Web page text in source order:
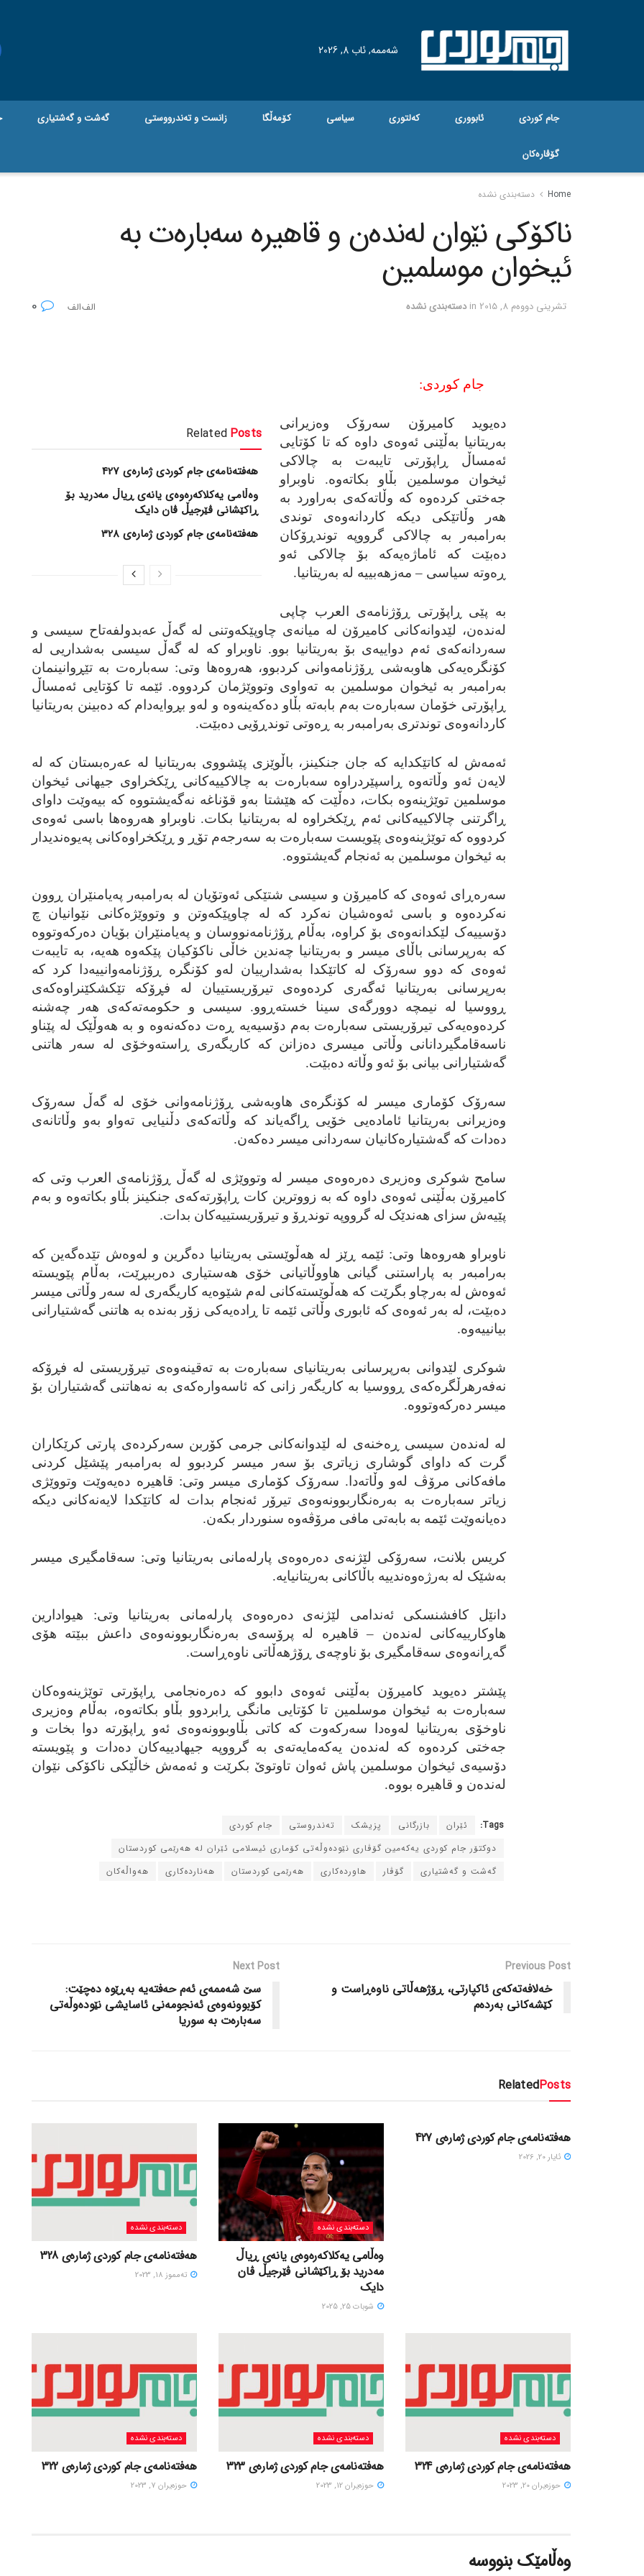
شەممە, ئاب 8, 2026
جام کوردی ئابووری کەلتوری سیاسی کۆمەڵگا زانست و تەندرووستی گه‌شت و گه‌شتیاری
گۆڤاره‌کان
Home دسته‌بندی نشده
ناکۆکی نێوان له‌نده‌ن و قاهیره‌ سه‌باره‌ت به‌
ئیخوان موسلمین
تشرینی دووه‌م 8, 2015 in دسته‌بندی نشده
جام کوردی:
Related Posts
هەفتەنامەی جام کوردی ژمارەی 427
وەڵامی یەکلاکەرەوەی یانەی ڕیاڵ مەدرید بۆ
ڕاکێشانی ڤێرجیڵ ڤان دایک
هەفتەنامەی جام کوردی ژمارەی 328
ده‌یوید کامیرۆن سه‌رۆک وه‌زیرانی
به‌ریتانیا به‌ڵێنی ئه‌وه‌ی داوه‌ که‌ تا کۆتایی
ئه‌مساڵ ڕاپۆرتی تایبه‌ت به‌ چالاکی
ئیخوان موسلمین بڵاو بکاته‌وه‌. ناوبراو
جه‌ختی کرده‌وه‌ که‌ وڵاته‌که‌ی به‌راورد به‌
هه‌ر وڵاتێکی دیکه‌ کاردانه‌وه‌ی توندی
به‌رامبه‌ر به‌ چالاکی گرووپه‌ توندڕۆکان
ده‌بێت که‌ ئاماژه‌یه‌که‌ بۆ چالاکی ئه‌و
ڕه‌وته‌ سیاسی – مه‌زهه‌بییه‌ له‌ به‌ریتانیا.
به‌ پێی ڕاپۆرتی ڕۆژنامه‌ی العرب چاپی
له‌نده‌ن، لێدوانه‌کانی کامیرۆن له‌ میانه‌ی چاوپێکه‌وتنی له‌ گه‌ڵ عه‌بدولفه‌تاح سیسی و
سه‌ردانه‌که‌ی ئه‌م دواییه‌ی بۆ به‌ریتانیا بوو. ناوبراو که‌ له‌ گه‌ڵ سیسی به‌شداریی له‌
کۆنگره‌یه‌کی هاوبه‌شی ڕۆژنامه‌وانی کردبوو، هه‌روه‌ها وتی: سه‌باره‌ت به‌ تێڕوانینمان
به‌رامبه‌ر به‌ ئیخوان موسلمین به‌ ته‌واوی وتووێژمان کردووه‌. ئێمه‌ تا کۆتایی ئه‌مساڵ
ڕاپۆرتی خۆمان سه‌باره‌ت به‌م بابه‌ته‌ بڵاو ده‌که‌ینه‌وه‌ و له‌و بڕوایه‌دام که‌ ده‌بینن به‌ریتانیا
کاردانه‌وه‌ی توندتری به‌رامبه‌ر به‌ ڕه‌وتی توندڕۆیی ده‌بێت.
ئه‌مه‌ش له‌ کاتێکدایه‌ که‌ جان جنکینز، باڵوێزی پێشووی به‌ریتانیا له‌ عه‌ره‌بستان که‌ له‌
لایه‌ن ئه‌و وڵاته‌وه‌ ڕاسپێردراوه‌ سه‌باره‌ت به‌ چالاکییه‌کانی ڕێکخراوی جیهانی ئیخوان
موسلمین توێژینه‌وه‌ بکات، ده‌ڵێت که‌ هێشتا به‌و قۆناغه‌ نه‌گه‌یشتووه‌ که‌ بیه‌وێت داوای
ڕاگرتنی چالاکییه‌کانی ئه‌م ڕێکخراوه‌ له‌ به‌ریتانیا بکات. ناوبراو هه‌روه‌ها باسی ئه‌وه‌ی
کردووه‌ که‌ توێژینه‌وه‌ی پێویست سه‌باره‌ت به‌ سه‌رجه‌م تۆڕ و ڕێکخراوه‌کانی په‌یوه‌ندیدار
به‌ ئیخوان موسلمین به‌ ئه‌نجام گه‌یشتووه‌.
سه‌ره‌ڕای ئه‌وه‌ی که‌ کامیرۆن و سیسی شتێکی ئه‌وتۆیان له‌ به‌رامبه‌ر په‌یامنێران ڕوون
نه‌کرده‌وه‌ و باسی ئه‌وه‌شیان نه‌کرد که‌ له‌ چاوپێکه‌وتن و وتووێژه‌کانی نێوانیان چ
دۆسییه‌ک لێکدانه‌وه‌ی بۆ کراوه‌، به‌ڵام ڕۆژنامه‌نووسان و په‌یامنێران بۆیان ده‌رکه‌وتووه‌
که‌ به‌رپرسانی باڵای میسر و به‌ریتانیا چه‌ندین خاڵی ناکۆکیان پێکه‌وه‌ هه‌یه‌، به‌ تایبه‌ت
ئه‌وه‌ی که‌ دوو سه‌رۆک له‌ کاتێکدا به‌شدارییان له‌و کۆنگره‌ ڕۆژنامه‌وانییه‌دا کرد که‌
به‌رپرسانی به‌ریتانیا ئه‌گه‌ری کرده‌وه‌ی تیرۆریستییان له‌ فڕۆکه‌ تێکشکێنراوه‌که‌ی
ڕووسیا له‌ نیمچه‌ دوورگه‌ی سینا خسته‌ڕوو. سیسی و حکومه‌ته‌که‌ی هه‌ر چه‌شنه‌
کرده‌وه‌یه‌کی تیرۆریستی سه‌باره‌ت به‌م دۆسیه‌یه‌ ڕه‌ت ده‌که‌نه‌وه‌ و به‌ هه‌وڵێک له‌ پێناو
ناسه‌قامگیردانانی وڵاتی میسری ده‌زانن که‌ کاریگه‌ری ڕاسته‌وخۆی له‌ سه‌ر هاتنی
گه‌شتیارانی بیانی بۆ ئه‌و وڵاته‌ ده‌بێت.
سه‌رۆک کۆماری میسر له‌ کۆنگره‌ی هاوبه‌شی ڕۆژنامه‌وانی خۆی له‌ گه‌ڵ سه‌رۆک
وه‌زیرانی به‌ریتانیا ئاماده‌یی خۆیی ڕاگه‌یاند که‌ وڵاته‌که‌ی دڵنیایی ته‌واو به‌و وڵاتانه‌ی
ده‌دات که‌ گه‌شتیاره‌کانیان سه‌ردانی میسر ده‌که‌ن.
سامح شوکری وه‌زیری ده‌ره‌وه‌ی میسر له‌ وتووێژی له‌ گه‌ڵ ڕۆژنامه‌ی العرب وتی که‌
کامیرۆن به‌ڵێنی ئه‌وه‌ی داوه‌ که‌ به‌ زووترین کات ڕاپۆرته‌که‌ی جنکینز بڵاو بکاته‌وه‌ و به‌م
پێیه‌ش سزای هه‌ندێک له‌ گرووپه‌ توندڕۆ و تیرۆریستییه‌کان بدات.
ناوبراو هه‌روه‌ها وتی: ئێمه‌ ڕێز له‌ هه‌ڵوێستی به‌ریتانیا ده‌گرین و له‌وه‌ش تێده‌گه‌ین که‌
به‌رامبه‌ر به‌ پاراستنی گیانی هاووڵاتیانی خۆی هه‌ستیاری ده‌رببڕێت، به‌ڵام پێویسته‌
ئه‌وه‌ش له‌ به‌رچاو بگرێت که‌ هه‌ڵوێسته‌کانی له‌م شێوه‌یه‌ کاریگه‌ری له‌ سه‌ر وڵاتی میسر
ده‌بێت، له‌ به‌ر ئه‌وه‌ی که‌ ئابوری وڵاتی ئێمه‌ تا ڕاده‌یه‌کی زۆر به‌نده‌ به‌ هاتنی گه‌شتیارانی
بیانییه‌وه‌.
شوکری لێدوانی به‌رپرسانی به‌ریتانیای سه‌باره‌ت به‌ ته‌قینه‌وه‌ی تیرۆریستی له‌ فڕۆکه‌
نه‌فه‌رهرڵگره‌که‌ی ڕووسیا به‌ کاریگه‌ر زانی که‌ ئاسه‌واره‌که‌ی به‌ نه‌هاتنی گه‌شتیاران بۆ
میسر ده‌رکه‌وتووه‌.
له‌ له‌نده‌ن سیسی ڕه‌خنه‌ی له‌ لێدوانه‌کانی جرمی کۆربن سه‌رکرده‌ی پارتی کرێکاران
گرت که‌ داوای گوشاری زیاتری بۆ سه‌ر میسر کردبوو له‌ به‌رامبه‌ر پێشێل کردنی
مافه‌کانی مرۆڤ له‌و وڵاته‌دا. سه‌رۆک کۆماری میسر وتی: قاهیره‌ ده‌یه‌وێت وتووێژی
زیاتر سه‌باره‌ت به‌ به‌ره‌نگاربوونه‌وه‌ی تیرۆر ئه‌نجام بدات له‌ کاتێکدا لایه‌نه‌کانی دیکه‌
ده‌یانه‌وێت ئێمه‌ به‌ بابه‌تی مافی مرۆڤه‌وه‌ سنوردار بکه‌ن.
کریس بلانت، سه‌رۆکی لێژنه‌ی ده‌ره‌وه‌ی پارله‌مانی به‌ریتانیا وتی: سه‌قامگیری میسر
به‌شێک له‌ به‌رژه‌وه‌ندییه‌ باڵاکانی به‌ریتانیایه‌.
دانێل کافشنسکی ئه‌ندامی لێژنه‌ی ده‌ره‌وه‌ی پارله‌مانی به‌ریتانیا وتی: هیوادارین
هاوکارییه‌کانی له‌نده‌ن – قاهیره‌ له‌ پرۆسه‌ی به‌ره‌نگاربوونه‌وه‌ی داعش ببێته‌ هۆی
گه‌ڕانه‌وه‌ی سه‌قامگیری بۆ ناوچه‌ی ڕۆژهه‌ڵاتی ناوه‌ڕاست.
پێشتر ده‌یوید کامیرۆن به‌ڵێنی ئه‌وه‌ی دابوو که‌ ده‌ره‌نجامی ڕاپۆرتی توێژینه‌وه‌کان
سه‌باره‌ت به‌ ئیخوان موسلمین تا کۆتایی مانگی ڕابردوو بڵاو بکاته‌وه‌، به‌ڵام وه‌زیری
ناوخۆی به‌ریتانیا له‌وه‌دا سه‌رکه‌وت که‌ کاتی بڵاوبوونه‌وه‌ی ئه‌و ڕاپۆرته‌ دوا بخات و
جه‌ختی کرده‌وه‌ که‌ له‌نده‌ن یه‌که‌مایه‌ته‌ی به‌ گرووپه‌ جیهادییه‌کان ده‌دات و پێویسته‌
دۆسیه‌ی ئیخوان موسلمین پاش ئه‌وان تاوتوێ بکرێت و ئه‌مه‌ش خاڵێکی ناکۆکی نێوان
له‌نده‌ن و قاهیره‌ بووه‌.
Tags: ئێران بازرگانی پزیشک ته‌ندروستی
جام کوردی
دوکتۆر جام کوردی یه‌که‌مین گۆڤاری نێوده‌وڵه‌تی کۆماری ئیسلامی ئێران له‌ هه‌رێمی کوردستان
گه‌شت و گه‌شتیاری
گۆڤار هاورده‌کاری هه‌رێمی کوردستان هه‌نارده‌کاری هه‌واڵه‌کان
Previous Post
خه‌لافه‌ته‌که‌ی ئاکپارتی، ڕۆژهه‌ڵاتی ناوه‌ڕاست و
کێشه‌کانی به‌رده‌م
Next Post
سێ شه‌ممه‌ی ئه‌م حه‌فته‌یه‌ به‌ڕێوه‌ ده‌چێت:
کۆبوونه‌وه‌ی ئه‌نجومه‌نی ئاسایشی نێوده‌وڵه‌تی
سه‌باره‌ت به‌ سوریا
RelatedPosts
هەفتەنامەی جام کوردی ژمارەی 427
ئایار 20, 2026
دسته‌بندی نشده
وەڵامی یەکلاکەرەوەی یانەی ڕیاڵ
مەدرید بۆ ڕاکێشانی ڤێرجیڵ ڤان
دایک
شوبات 25, 2025
دسته‌بندی نشده
هەفتەنامەی جام کوردی ژمارەی 328
ته‌مموز 18, 2023
دسته‌بندی نشده
هەفتەنامەی جام کوردی ژمارەی 324
حوزه‌یران 20, 2023
دسته‌بندی نشده
هەفتەنامەی جام کوردی ژمارەی 323
حوزه‌یران 12, 2023
دسته‌بندی نشده
هەفتەنامەی جام کوردی ژمارەی 322
حوزه‌یران 7, 2023
وەڵامێک بنووسە